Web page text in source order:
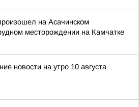
на Асачинском
месторождении на Камчатке
новости на утро 10 августа